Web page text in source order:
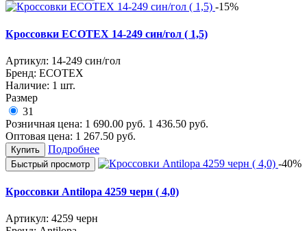
-15%
Кроссовки ECOTEX 14-249 син/гол ( 1,5)
Артикул: 14-249 син/гол
Бренд: ECOTEX
Наличие: 1 шт.
Размер
31
Розничная цена: 1 690.00 руб. 1 436.50 руб.
Оптовая цена: 1 267.50 руб.
Купить Подробнее
Быстрый просмотр -40%
Кроссовки Antilopa 4259 черн ( 4,0)
Артикул: 4259 черн